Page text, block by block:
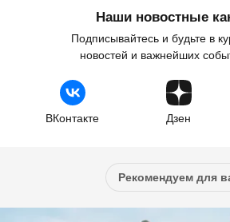
Наши новостные
Подписывайтесь и будьте в
новостей и важнейших
ВКонтакте Дзен
Рекомендуем для